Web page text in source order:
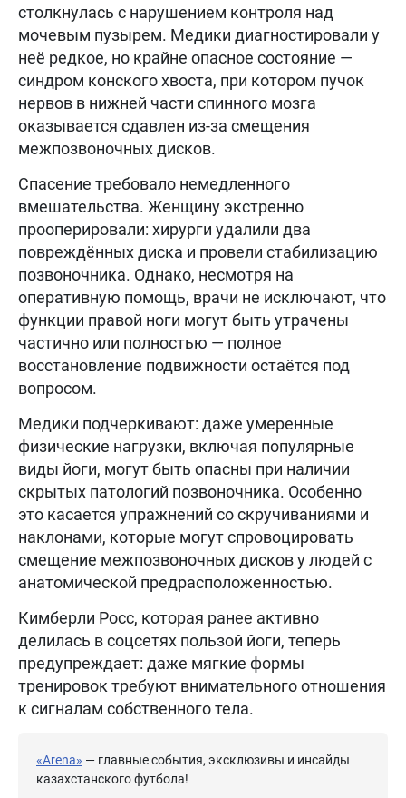
столкнулась с нарушением контроля над
мочевым пузырем. Медики диагностировали у
неё редкое, но крайне опасное состояние —
синдром конского хвоста, при котором пучок
нервов в нижней части спинного мозга
оказывается сдавлен из-за смещения
межпозвоночных дисков.
Спасение требовало немедленного
вмешательства. Женщину экстренно
прооперировали: хирурги удалили два
повреждённых диска и провели стабилизацию
позвоночника. Однако, несмотря на
оперативную помощь, врачи не исключают, что
функции правой ноги могут быть утрачены
частично или полностью — полное
восстановление подвижности остаётся под
вопросом.
Медики подчеркивают: даже умеренные
физические нагрузки, включая популярные
виды йоги, могут быть опасны при наличии
скрытых патологий позвоночника. Особенно
это касается упражнений со скручиваниями и
наклонами, которые могут спровоцировать
смещение межпозвоночных дисков у людей с
анатомической предрасположенностью.
Кимберли Росс, которая ранее активно
делилась в соцсетях пользой йоги, теперь
предупреждает: даже мягкие формы
тренировок требуют внимательного отношения
к сигналам собственного тела.
«Arena» — главные события, эксклюзивы и инсайды
казахстанского футбола!